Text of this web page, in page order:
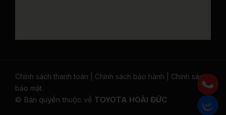
Chính sách thanh toán Chính sách bảo hành
Chính sách
bảo mật
© Bản quyền thuộc về TOYOTA HOÀI ĐỨC